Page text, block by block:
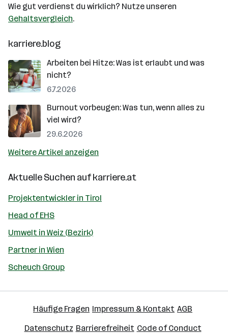
Wie gut verdienst du wirklich? Nutze unseren
Gehaltsvergleich.
karriere.blog
Arbeiten bei Hitze: Was ist erlaubt und was
nicht?
6.7.2026
Burnout vorbeugen: Was tun, wenn alles zu
viel wird?
29.6.2026
Weitere Artikel anzeigen
Aktuelle Suchen aufkarriere.at
Projektentwickler in Tirol
Head of EHS
Umwelt in Weiz (Bezirk)
Partner in Wien
Scheuch Group
Häufige Fragen Impressum & Kontakt AGB
Datenschutz Barrierefreiheit Code of Conduct